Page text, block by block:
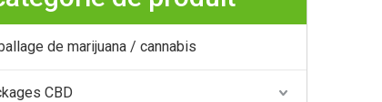
de marijuana / cannabis
CBD